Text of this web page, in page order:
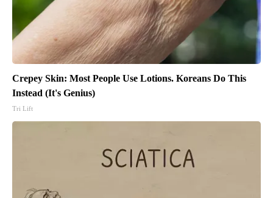
Crepey Skin: Most People Use Lotions. Koreans Do This
Instead (It's Genius)
Tri Lift